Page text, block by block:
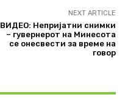
NEXT ARTICLE
ВИДЕО: Непријатни снимки
– гувернерот на Минесота
се онесвести за време на
говор